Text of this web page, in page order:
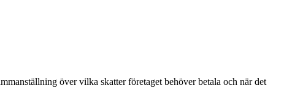
över vilka skatter företaget behöver betala och när det